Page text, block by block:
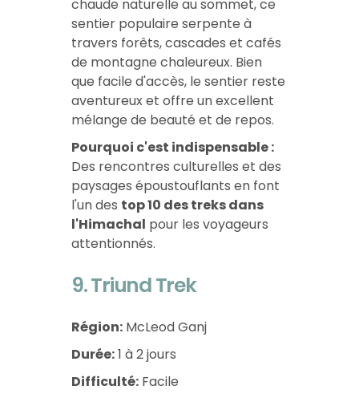
chaude naturelle au sommet, ce
sentier populaire serpente à
travers forêts, cascades et cafés
de montagne chaleureux. Bien
que facile d'accès, le sentier reste
aventureux et offre un excellent
mélange de beauté et de repos.
Pourquoi c'est indispensable :
Des rencontres culturelles et des
paysages époustouflants en font
l'un des top 10 des treks dans
l'Himachal pour les voyageurs
attentionnés.
9. Triund Trek
Région: McLeod Ganj
Durée:1 à 2 jours
Difficulté: Facile